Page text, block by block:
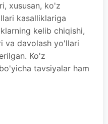
xususan, ko'z
kasalliklariga
kelib chiqishi,
va davolash yo'llari
Ko'z
tavsiyalar ham